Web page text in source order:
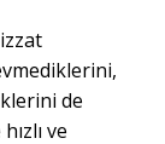
de
ve